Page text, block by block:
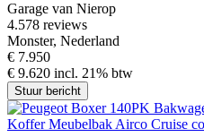
Garage van Nierop
4.578 reviews
Monster, Nederland
€ 7.950
€ 9.620 incl. 21% btw
Stuur bericht